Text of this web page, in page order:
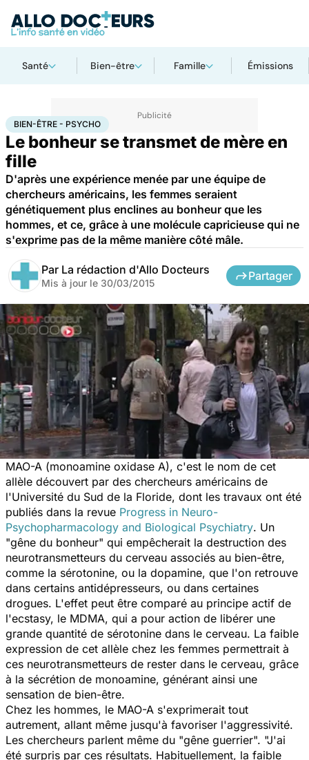
Santé Bien-être Famille Émissions
AccueilSanté MaladiesBien-être - Psycho
BIEN-ÊTRE - PSYCHO
Le bonheur se transmet de mère en
fille
D'après une expérience menée par une équipe de
chercheurs américains, les femmes seraient
génétiquement plus enclines au bonheur que les
hommes, et ce, grâce à une molécule capricieuse qui ne
s'exprime pas de la même manière côté mâle.
Par La rédaction d'Allo Docteurs
Mis à jour le 30/03/2015
Partager
MAO-A (monoamine oxidase A), c'est le nom de cet
allèle découvert par des chercheurs américains de
l'Université du Sud de la Floride, dont les travaux ont été
publiés dans la revue Progress in Neuro-
Psychopharmacology and Biological Psychiatry. Un
"gêne du bonheur" qui empêcherait la destruction des
neurotransmetteurs du cerveau associés au bien-être,
comme la sérotonine, ou la dopamine, que l'on retrouve
dans certains antidépresseurs, ou dans certaines
drogues. L'effet peut être comparé au principe actif de
l'ecstasy, le MDMA, qui a pour action de libérer une
grande quantité de sérotonine dans le cerveau. La faible
expression de cet allèle chez les femmes permettrait à
ces neurotransmetteurs de rester dans le cerveau, grâce
à la sécrétion de monoamine, générant ainsi une
sensation de bien-être.
Chez les hommes, le MAO-A s'exprimerait tout
autrement, allant même jusqu'à favoriser l'aggressivité.
Les chercheurs parlent même du "gêne guerrier". "J'ai
été surpris par ces résultats. Habituellement, la faible